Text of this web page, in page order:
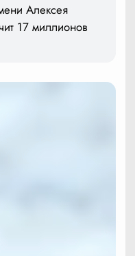
Алексея
17 миллионов